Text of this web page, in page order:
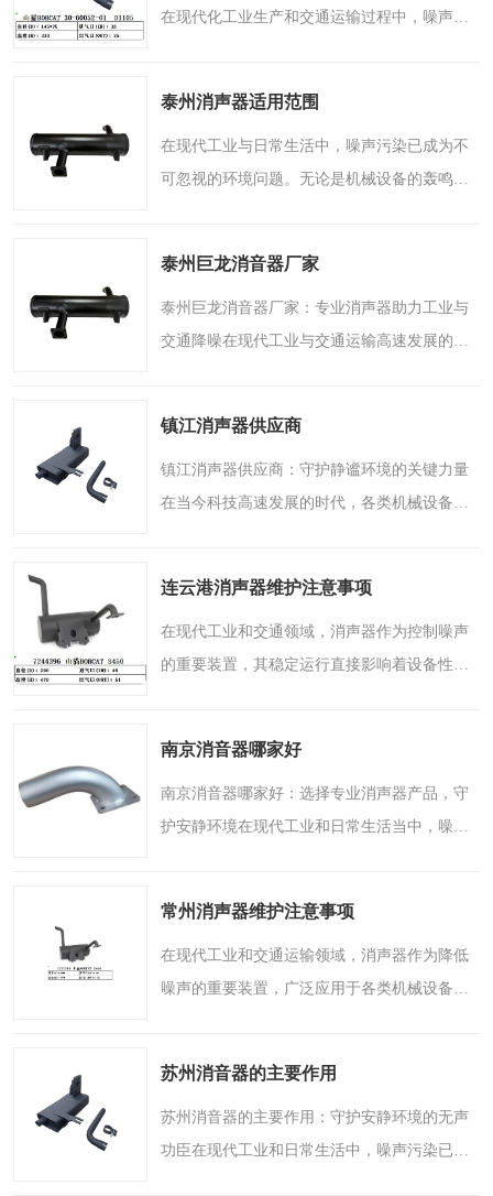
在现代化工业生产和交通运输过程中，噪声问
仅影响人们的工作效..
泰州消声器适用范围
在现代工业与日常生活中，噪声污染已成为不
可忽视的环境问题。无论是机械设备的轰鸣，
听力造成损害。作为..
泰州巨龙消音器厂家
泰州巨龙消音器厂家：专业消声器助力工业与
交通降噪在现代工业与交通运输高速发展的今
汽车轰鸣，还是工厂..
镇江消声器供应商
镇江消声器供应商：守护静谧环境的关键力量
在当今科技高速发展的时代，各类机械设备与
避免的噪声问题。从..
连云港消声器维护注意事项
在现代工业和交通领域，消声器作为控制噪声
的重要装置，其稳定运行直接影响着设备性能
降低噪声、优化运行环..
南京消音器哪家好
南京消音器哪家好：选择专业消声器产品，守
护安静环境在现代工业和日常生活当中，噪声
高速运转的通风系统..
常州消声器维护注意事项
在现代工业和交通运输领域，消声器作为降低
噪声的重要装置，广泛应用于各类机械设备、
辆，消声器都在默默..
苏州消音器的主要作用
苏州消音器的主要作用：守护安静环境的无声
功臣在现代工业和日常生活中，噪声污染已成